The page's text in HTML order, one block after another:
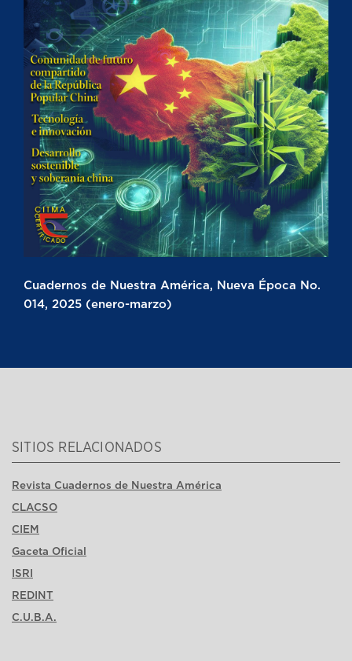
Cuadernos de Nuestra América, Nueva Época No.
014, 2025 (enero-marzo)
SITIOS RELACIONADOS
Revista Cuadernos de Nuestra América
CLACSO
CIEM
Gaceta Oficial
ISRI
REDINT
C.U.B.A.